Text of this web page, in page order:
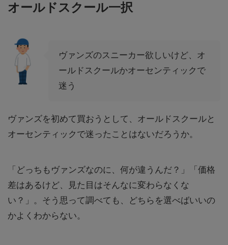
オールドスクール一択
ヴァンズのスニーカー欲しいけど、オ
ールドスクールかオーセンティックで
迷う
ヴァンズを初めて買おうとして、オールドスクールと
オーセンティックで迷ったことはないだろうか。
「どっちもヴァンズなのに、何が違うんだ？」「価格
差はあるけど、見た目はそんなに変わらなくな
い？」。そう思って調べても、どちらを選べばいいの
かよくわからない。